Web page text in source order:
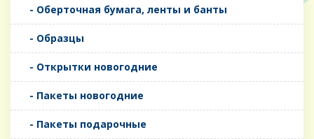
- Оберточная бумага, ленты и банты
- Образцы
- Открытки новогодние
- Пакеты новогодние
- Пакеты подарочные